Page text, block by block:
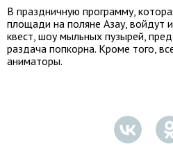
В праздничную программу,
площади на поляне Азау, войдут
квест, шоу мыльных пузырей,
раздача попкорна. Кроме того,
аниматоры.